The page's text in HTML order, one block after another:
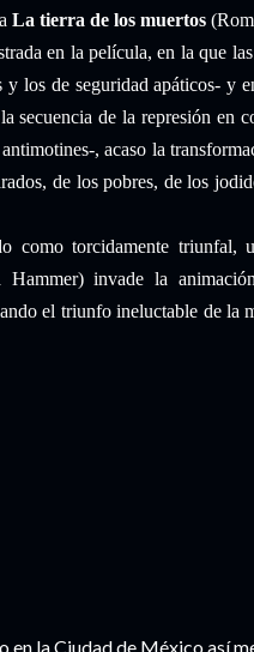
La tierra de los muertos
en la película, en la que
los de seguridad apáticos- y
secuencia de la represión en
, acaso la
de los pobres, de los
como torcidamente triunfal,
invade la
el triunfo ineluctable de la
en la Ciudad de México así